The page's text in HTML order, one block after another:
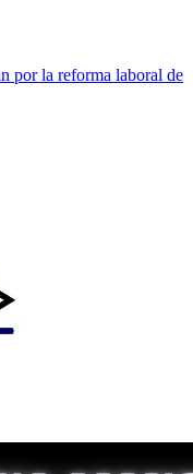
por la reforma laboral de